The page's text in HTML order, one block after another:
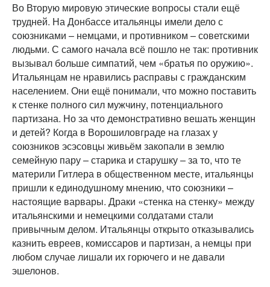
Во Вторую мировую этические вопросы стали ещё
трудней. На Донбассе итальянцы имели дело с
союзниками – немцами, и противником – советскими
людьми. С самого начала всё пошло не так: противник
вызывал больше симпатий, чем «братья по оружию».
Итальянцам не нравились расправы с гражданским
населением. Они ещё понимали, что можно поставить
к стенке полного сил мужчину, потенциального
партизана. Но за что демонстративно вешать женщин
и детей? Когда в Ворошиловграде на глазах у
союзников эсэсовцы живьём закопали в землю
семейную пару – старика и старушку – за то, что те
материли Гитлера в общественном месте, итальянцы
пришли к единодушному мнению, что союзники –
настоящие варвары. Драки «стенка на стенку» между
итальянскими и немецкими солдатами стали
привычным делом. Итальянцы открыто отказывались
казнить евреев, комиссаров и партизан, а немцы при
любом случае лишали их горючего и не давали
эшелонов.